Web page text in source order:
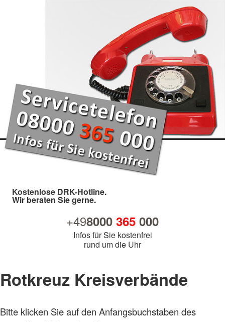
Kostenlose DRK-Hotline.
Wir beraten Sie gerne.
+498000 365 000
Infos für Sie kostenfrei
rund um die Uhr
Rotkreuz Kreisverbände
Bitte klicken Sie auf den Anfangsbuchstaben des